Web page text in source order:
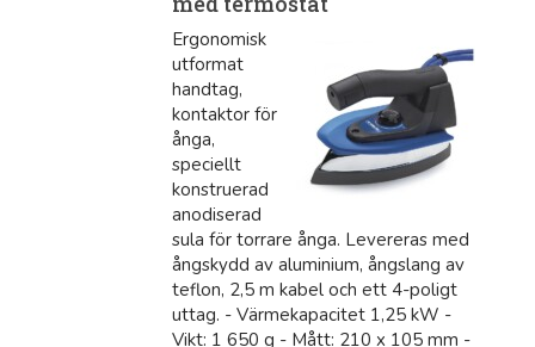
Ergonomisk
utformat
handtag,
kontaktor för
ånga,
speciellt
konstruerad
anodiserad
sula för torrare ånga. Levereras med
ångskydd av aluminium, ångslang av
teflon, 2,5 m kabel och ett 4-poligt
uttag. - Värmekapacitet 1,25 kW -
Vikt: 1 650 g - Mått: 210 x 105 mm -